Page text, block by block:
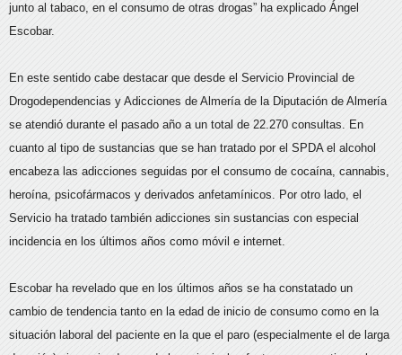
junto al tabaco, en el consumo de otras drogas” ha explicado Ángel
Escobar.
En este sentido cabe destacar que desde el Servicio Provincial de
Drogodependencias y Adicciones de Almería de la Diputación de Almería
se atendió durante el pasado año a un total de 22.270 consultas. En
cuanto al tipo de sustancias que se han tratado por el SPDA el alcohol
encabeza las adicciones seguidas por el consumo de cocaína, cannabis,
heroína, psicofármacos y derivados anfetamínicos. Por otro lado, el
Servicio ha tratado también adicciones sin sustancias con especial
incidencia en los últimos años como móvil e internet.
Escobar ha revelado que en los últimos años se ha constatado un
cambio de tendencia tanto en la edad de inicio de consumo como en la
situación laboral del paciente en la que el paro (especialmente el de larga